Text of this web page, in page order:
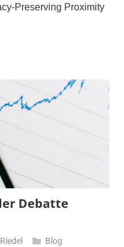
Preserving Proximity
Debatte
Blog